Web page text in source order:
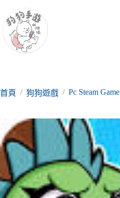
至
要
首頁 / 狗狗遊戲 / Pc Steam Game